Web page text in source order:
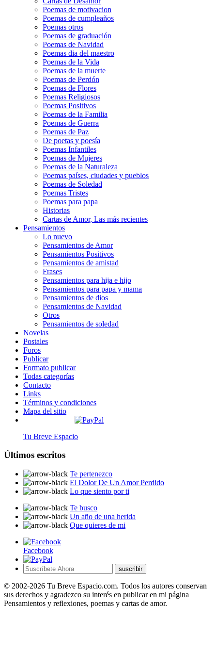
Poemas de motivacion
Poemas de cumpleaños
Poemas otros
Poemas de graduación
Poemas de Navidad
Poemas dia del maestro
Poemas de la Vida
Poemas de la muerte
Poemas de Perdón
Poemas de Flores
Poemas Religiosos
Poemas Positivos
Poemas de la Familia
Poemas de Guerra
Poemas de Paz
De poetas y poesía
Poemas Infantiles
Poemas de Mujeres
Poemas de la Naturaleza
Poemas países, ciudades y pueblos
Poemas de Soledad
Poemas Tristes
Poemas para papa
Historias
Cartas de Amor, Las más recientes
Pensamientos
Lo nuevo
Pensamientos de Amor
Pensamientos Positivos
Pensamientos de amistad
Frases
Pensamientos para hija e hijo
Pensamientos para papa y mama
Pensamientos de dios
Pensamientos de Navidad
Otros
Pensamientos de soledad
Novelas
Postales
Foros
Publicar
Formato publicar
Todas categorías
Contacto
Links
Términos y condiciones
Mapa del sitio
Tu Breve Espacio
Últimos escritos
Te pertenezco
El Dolor De Un Amor Perdido
Lo que siento por ti
Te busco
Un año de una herida
Que quieres de mi
Facebook
suscribir
© 2002-2026 Tu Breve Espacio.com. Todos los autores conservan
sus derechos y agradezco su interés en publicar en mi página
Pensamientos y reflexiones, poemas y cartas de amor.